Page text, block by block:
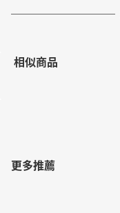
相似商品
更多推薦